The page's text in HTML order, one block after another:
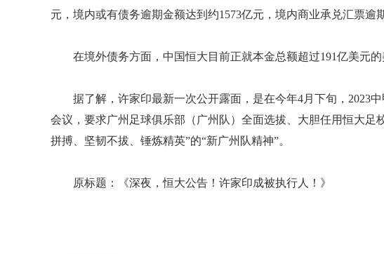
元，境内或有债务逾期金额达到约1573亿元，境内商业承兑汇票逾
在境外债务方面，中国恒大目前正就本金总额超过191亿美元
据了解，许家印最新一次公开露面，是在今年4月下旬，2023
会议，要求广州足球俱乐部（广州队）全面选拔、大胆任用恒大足
拼搏、坚韧不拔、锤炼精英”的“新广州队精神”。
原标题：《深夜，恒大公告！许家印成被执行人！》